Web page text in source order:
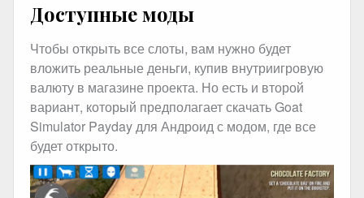
Доступные моды
Чтобы открыть все слоты, вам нужно будет
вложить реальные деньги, купив внутриигровую
валюту в магазине проекта. Но есть и второй
вариант, который предполагает скачать Goat
Simulator Payday для Андроид с модом, где все
будет открыто.